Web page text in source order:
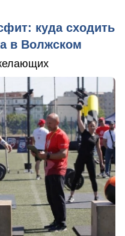
куда сходить
в Волжском